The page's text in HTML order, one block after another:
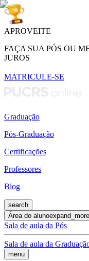
APROVEITE
FAÇA SUA PÓS OU
JUROS
MATRICULE-SE
Graduação
Pós-Graduação
Certificações
Professores
Blog
search
Área do alunoexpand_more
Sala de aula da Pós
Sala de aula da
menu